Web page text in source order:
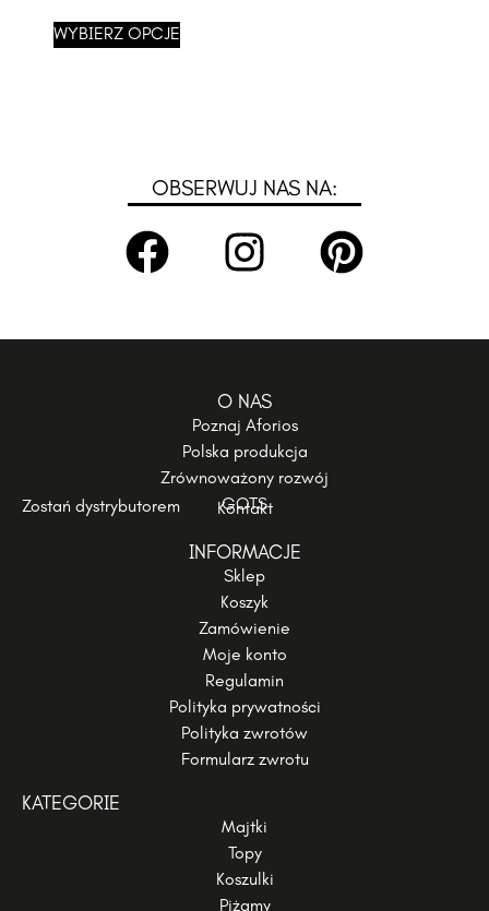
WYBIERZ OPCJE
OBSERWUJ NAS NA:
O NAS
Poznaj Aforios
Polska produkcja
Zrównoważony rozwój
GOTS
Zostań dystrybutorem Kontakt
INFORMACJE
Sklep
Koszyk
Zamówienie
Moje konto
Regulamin
Polityka prywatności
Polityka zwrotów
Formularz zwrotu
KATEGORIE
Majtki
Topy
Koszulki
Piżamy